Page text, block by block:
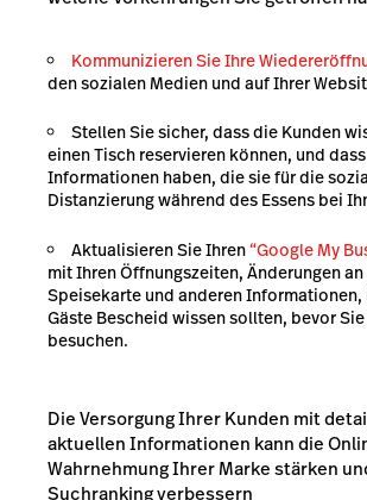
Kommunizieren Sie Ihre
den sozialen Medien und auf Ihrer
Stellen Sie sicher, dass die Kunden
einen Tisch reservieren können, und
Informationen haben, die sie für die
Distanzierung während des Essens bei
Aktualisieren Sie Ihren“Google My
mit Ihren Öffnungszeiten, Änderungen
Speisekarte und anderen
Gäste Bescheid wissen sollten, bevor
besuchen.
Die Versorgung Ihrer Kunden mit
aktuellen Informationen kann die
Wahrnehmung Ihrer Marke stärken
Suchranking verbessern